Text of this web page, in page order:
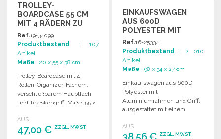
TROLLEY-
BOARDCASE 55 CM
MIT 4 RÄDERN ZU
GROSSHANDELSPREISEN
Ref.19-34099
Produktbestand : 107
Artikel
Maße : 20 x 55 x 38 cm
Trolley-Boardcase mit 4
Rollen, Organizer-Fächern,
verschließbarem Hauptfach
und Teleskopgriff. Maße: 55 x
AUS
47,00 € ZZGL. MWST.
EINKAUFSWAGEN
AUS 600D
POLYESTER MIT
KÜHLFACH ZU
GROSSHANDELSPREISEN
Ref.16-25334
Produktbestand : 2 010
Artikel
Maße : 98 x 34 x 27 cm
Einkaufswagen aus 600D
Polyester mit
Aluminiumrahmen und Griff,
ausgestattet mit einem
Frische.
AUS
38,56 € ZZGL. MWST.